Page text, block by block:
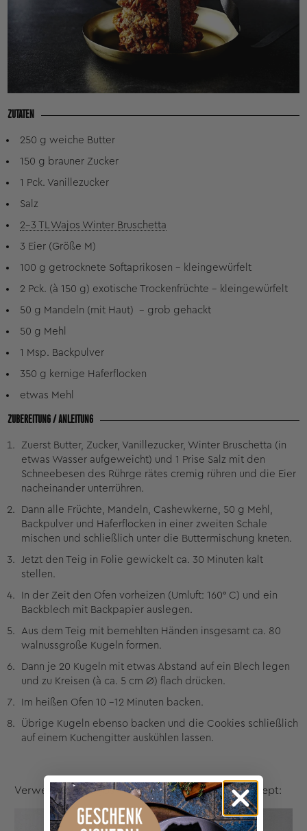
ZUTATEN
250 g weiche Butter
150 g brauner Zucker
1 Pck. Vanillezucker
Salz
2-3 TL Wajos Winter Bruschetta
3 Eier (Größe M)
100 g getrocknete Softaprikosen - kleingewürfelt
2 Pck. (à 150 g) exotische Trockenfrüchte - kleingewürfelt
50 g Mandeln (mit Haut) - grob gehackt
50 g Mehl
1 Msp. Backpulver
350 g kernige Haferflocken
etwas Mehl
ZUBEREITUNG / ANLEITUNG
Zuerst Butter, Zucker, Vanillezucker, Winter Bruschetta (in
etwas Wasser aufgeweicht) und 1 Prise Salz mit den
Schneebesen des Rührge rätes cremig rühren und die Eier
nacheinander unterrühren.
Dann alle Früchte, Mandeln, Cashewkerne, 50 g Mehl,
Backpulver und Haferflocken in einer zweiten Schale
mischen und schließlich unter die Buttermischung kneten.
Jetzt den Teig in Folie gewickelt ca. 30 Minuten kalt
stellen.
In der Zeit den Ofen vorheizen (Umluft: 160° C) und ein
Backblech mit Backpapier auslegen.
Aus dem Teig mit bemehlten Händen insgesamt ca. 80
walnussgroße Kugeln formen.
Dann je 20 Kugeln mit etwas Abstand auf ein Blech legen
und zu Kreisen (à ca. 5 cm Ø) flach drücken.
Im heißen Ofen 10 –12 Minuten backen.
Übrige Kugeln ebenso backen und die Cookies schließlich
auf einem Kuchengitter auskühlen lassen.
Verwendetes Wajos-Produkt bei diesem Keks-Rezept: